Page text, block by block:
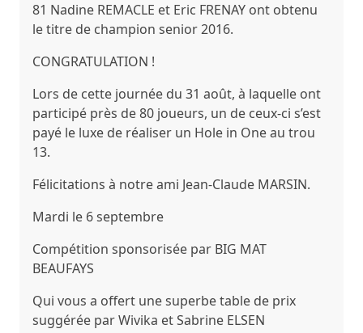
81 Nadine REMACLE et Eric FRENAY ont obtenu
le titre de champion senior 2016.
CONGRATULATION !
Lors de cette journée du 31 août, à laquelle ont
participé près de 80 joueurs, un de ceux-ci s’est
payé le luxe de réaliser un Hole in One au trou
13.
Félicitations à notre ami Jean-Claude MARSIN.
Mardi le 6 septembre
Compétition sponsorisée par BIG MAT
BEAUFAYS
Qui vous a offert une superbe table de prix
suggérée parWivika et Sabrine ELSEN